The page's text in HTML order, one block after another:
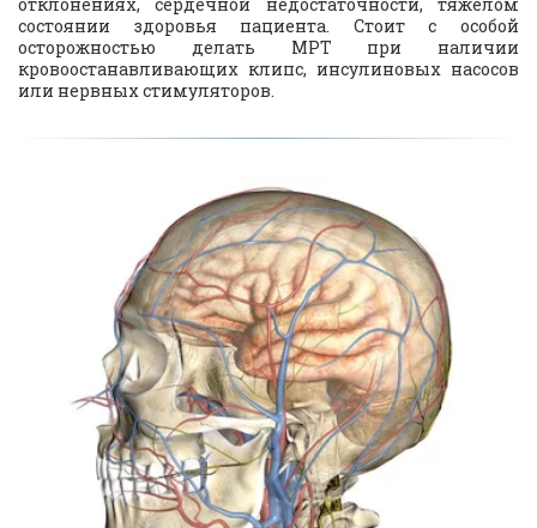
состоянии здоровья пациента. Стоит с особой
осторожностью делать МРТ при наличии
кровоостанавливающих клипс, инсулиновых насосов
или нервных стимуляторов.